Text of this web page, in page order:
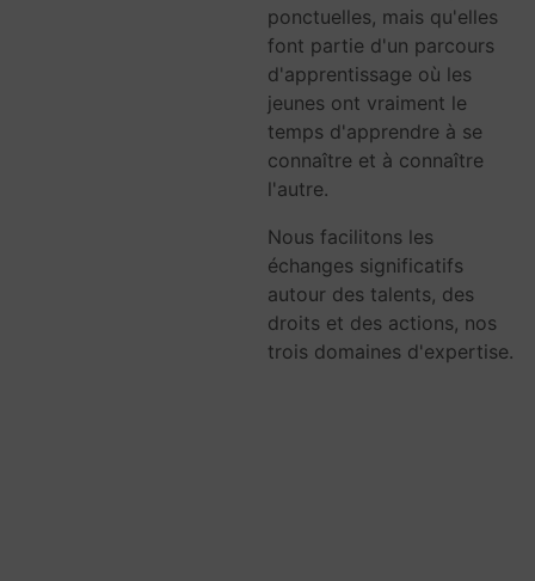
ponctuelles, mais qu'elles
font partie d'un parcours
d'apprentissage où les
jeunes ont vraiment le
temps d'apprendre à se
connaître et à connaître
l'autre.
Nous facilitons les
échanges significatifs
autour des talents, des
droits et des actions, nos
trois domaines d'expertise.